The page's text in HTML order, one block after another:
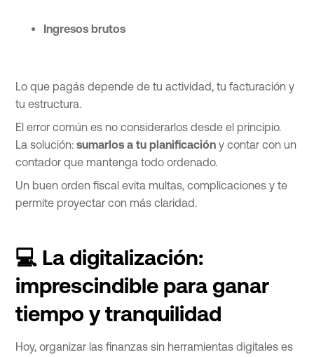
Ingresos brutos
Lo que pagás depende de tu actividad, tu facturación y
tu estructura.
El error común es no considerarlos desde el principio.
La solución:sumarlos a tu planificación y contar con un
contador que mantenga todo ordenado.
Un buen orden fiscal evita multas, complicaciones y te
permite proyectar con más claridad.
💻 La digitalización:
imprescindible para ganar
tiempo y tranquilidad
Hoy, organizar las finanzas sin herramientas digitales es